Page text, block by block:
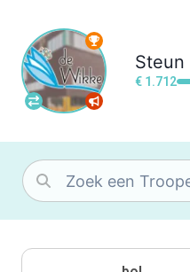
Steun
€ 1.712